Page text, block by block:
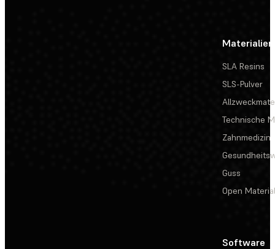
Materialien
SLA Resins
SLS-Pulver
Technische
Zahnmedizin
Guss
Open
Software